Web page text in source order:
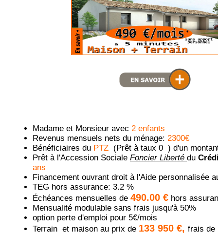
Madame et Monsieur avec 2 enfants
Revenus mensuels nets du ménage: 2300€
Bénéficiaires du PTZ (Prêt à taux 0 ) d'un
Prêt à l'Accession Sociale Foncier Liberté du
ans
Financement ouvrant droit à l'Aide personnalisée
TEG hors assurance: 3.2 %
Échéances mensuelles de 490.00 € hors
Mensualité modulable sans frais jusqu'à 50%
option perte d'emploi pour 5€/mois
Terrain et maison au prix de 133 950 €, frais de